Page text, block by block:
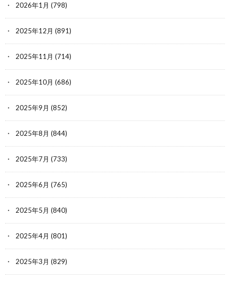
2026年1月 (798)
2025年12月 (891)
2025年11月 (714)
2025年10月 (686)
2025年9月 (852)
2025年8月 (844)
2025年7月 (733)
2025年6月 (765)
2025年5月 (840)
2025年4月 (801)
2025年3月 (829)